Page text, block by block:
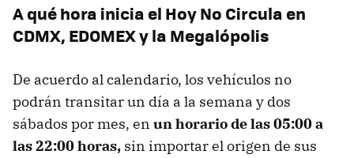
A qué hora inicia el Hoy No Circula en
CDMX, EDOMEX y la Megalópolis
De acuerdo al calendario, los vehículos no
podrán transitar un día a la semana y dos
sábados por mes, en un horario de las 05:00 a
las 22:00 horas, sin importar el origen de sus